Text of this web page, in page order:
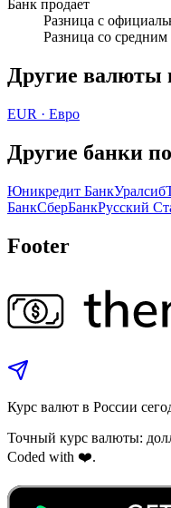
Банк продает
Разница с
Разница со
Другие валюты
EUR · Евро
Другие банки
Юникредит БанкУралсиб
БанкСберБанкРусский
Footer
Курс валют в России
Точный курс валюты:
Coded with ❤️.